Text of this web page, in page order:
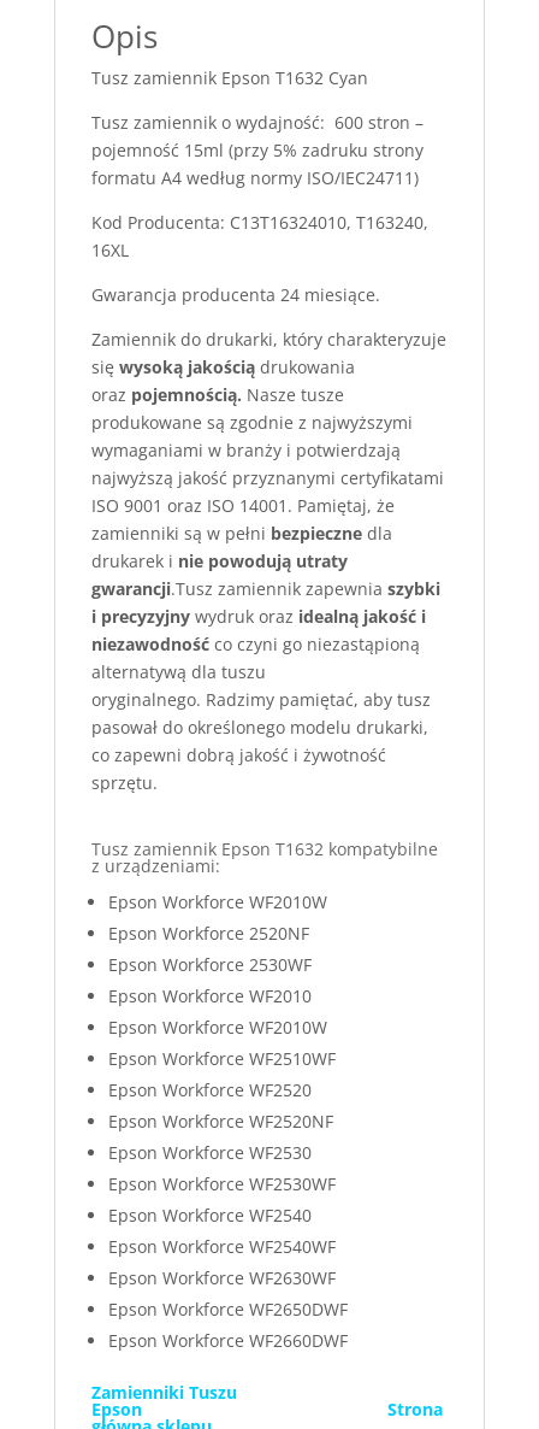
Opis
Tusz zamiennik Epson T1632 Cyan
Tusz zamiennik o wydajność: 600 stron –
pojemność 15ml (przy 5% zadruku strony
formatu A4 według normy ISO/IEC24711)
Kod Producenta: C13T16324010, T163240,
16XL
Gwarancja producenta 24 miesiące.
Zamiennik do drukarki, który charakteryzuje
się wysoką jakościądrukowania
oraz pojemnością. Nasze tusze
produkowane są zgodnie z najwyższymi
wymaganiami w branży i potwierdzają
najwyższą jakość przyznanymi certyfikatami
ISO 9001 oraz ISO 14001. Pamiętaj, że
zamienniki są w pełni bezpiecznedla
drukarek i nie powodują utraty
gwarancji.Tusz zamiennik zapewnia szybki
i precyzyjnywydruk oraz idealną jakość i
niezawodnośćco czyni go niezastąpioną
alternatywą dla tuszu
oryginalnego. Radzimy pamiętać, aby tusz
pasował do określonego modelu drukarki,
co zapewni dobrą jakość i żywotność
sprzętu.
Tusz zamiennik Epson T1632 kompatybilne
z urządzeniami:
Epson Workforce WF2010W
Epson Workforce 2520NF
Epson Workforce 2530WF
Epson Workforce WF2010
Epson Workforce WF2010W
Epson Workforce WF2510WF
Epson Workforce WF2520
Epson Workforce WF2520NF
Epson Workforce WF2530
Epson Workforce WF2530WF
Epson Workforce WF2540
Epson Workforce WF2540WF
Epson Workforce WF2630WF
Epson Workforce WF2650DWF
Epson Workforce WF2660DWF
Zamienniki Tuszu
Epson Strona